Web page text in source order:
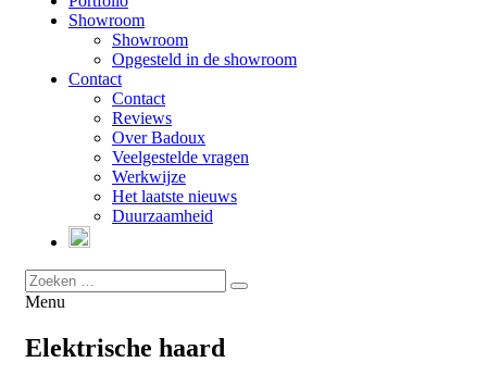
Showroom
Showroom
Opgesteld in de showroom
Contact
Contact
Reviews
Over Badoux
Veelgestelde vragen
Werkwijze
Het laatste nieuws
Duurzaamheid
Menu
Elektrische haard